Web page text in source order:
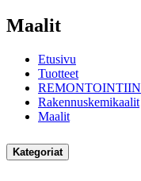
Maalit
Etusivu
Tuotteet
REMONTOINTIIN
Rakennuskemikaalit
Maalit
Kategoriat